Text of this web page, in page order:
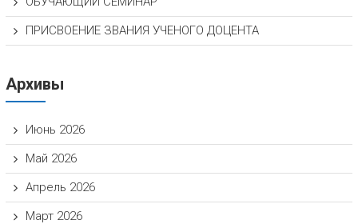
ПРИСВОЕНИЕ ЗВАНИЯ УЧЕНОГО ДОЦЕНТА
Архивы
Июнь 2026
Май 2026
Апрель 2026
Март 2026